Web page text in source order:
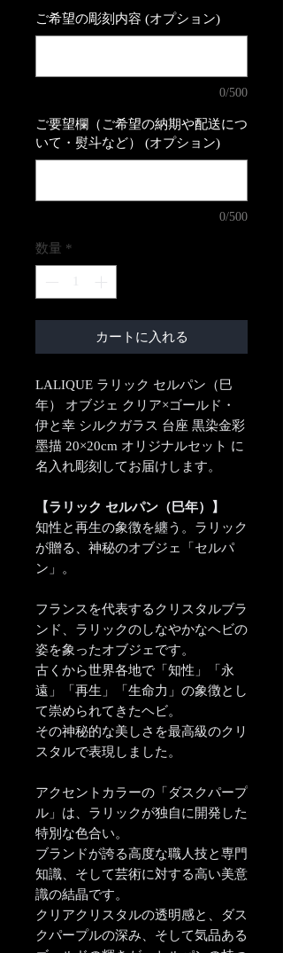
ご希望の彫刻内容 (オプション)
0/500
ご要望欄（ご希望の納期や配送につ
いて・熨斗など） (オプション)
0/500
数量 *
カートに入れる
LALIQUE ラリック セルパン（巳
年） オブジェ クリア×ゴールド・
伊と幸 シルクガラス 台座 黒染金彩
墨描 20×20cm オリジナルセット に
名入れ彫刻してお届けします。
【ラリック セルパン（巳年）】
知性と再生の象徴を纏う。ラリック
が贈る、神秘のオブジェ「セルパ
ン」。
フランスを代表するクリスタルブラ
ンド、ラリックのしなやかなヘビの
姿を象ったオブジェです。
古くから世界各地で「知性」「永
遠」「再生」「生命力」の象徴とし
て崇められてきたヘビ。
その神秘的な美しさを最高級のクリ
スタルで表現しました。
アクセントカラーの「ダスクパープ
ル」は、ラリックが独自に開発した
特別な色合い。
ブランドが誇る高度な職人技と専門
知識、そして芸術に対する高い美意
識の結晶です。
クリアクリスタルの透明感と、ダス
クパープルの深み、そして気品ある